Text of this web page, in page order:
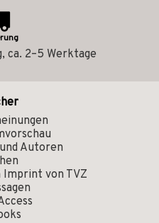
ca. 2–5 Werktage
Autoren
Imprint von TVZ